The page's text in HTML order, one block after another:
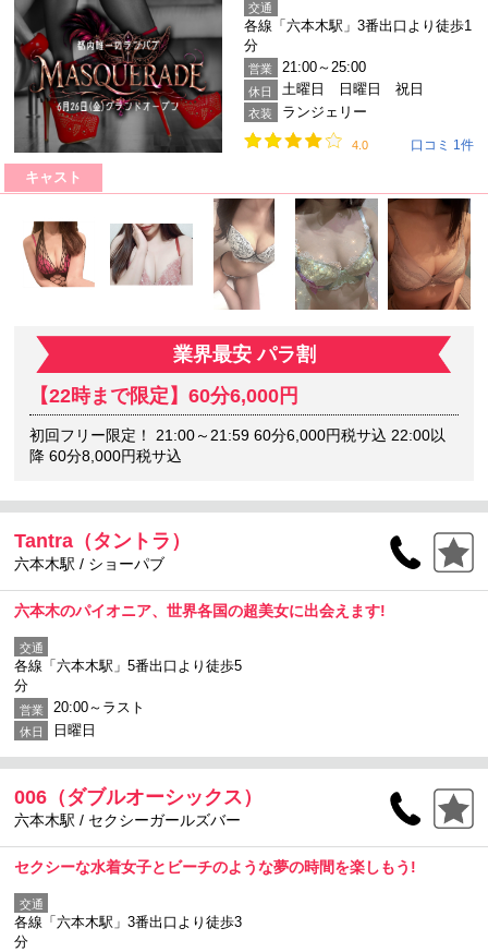
交通
各線「六本木駅」3番出口より徒歩1
分
営業 21:00～25:00
休日 土曜日 日曜日 祝日
衣装 ランジェリー
4.0 口コミ 1件
キャスト
業界最安 パラ割
【22時まで限定】60分6,000円
初回フリー限定！ 21:00～21:59 60分6,000円税サ込 22:00以
降 60分8,000円税サ込
Tantra（タントラ）
六本木駅 / ショーパブ
六本木のパイオニア、世界各国の超美女に出会えます!
交通
各線「六本木駅」5番出口より徒歩5
分
営業 20:00～ラスト
休日 日曜日
006（ダブルオーシックス）
六本木駅 / セクシーガールズバー
セクシーな水着女子とビーチのような夢の時間を楽しもう!
交通
各線「六本木駅」3番出口より徒歩3
分